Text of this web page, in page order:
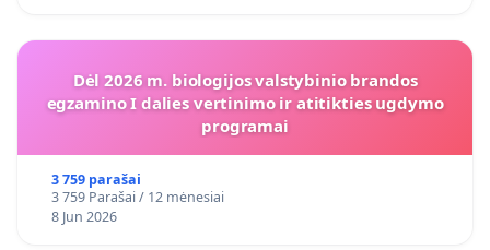
Dėl 2026 m. biologijos valstybinio brandos
egzamino I dalies vertinimo ir atitikties ugdymo
programai
3 759 parašai
3 759 Parašai / 12 mėnesiai
8 Jun 2026